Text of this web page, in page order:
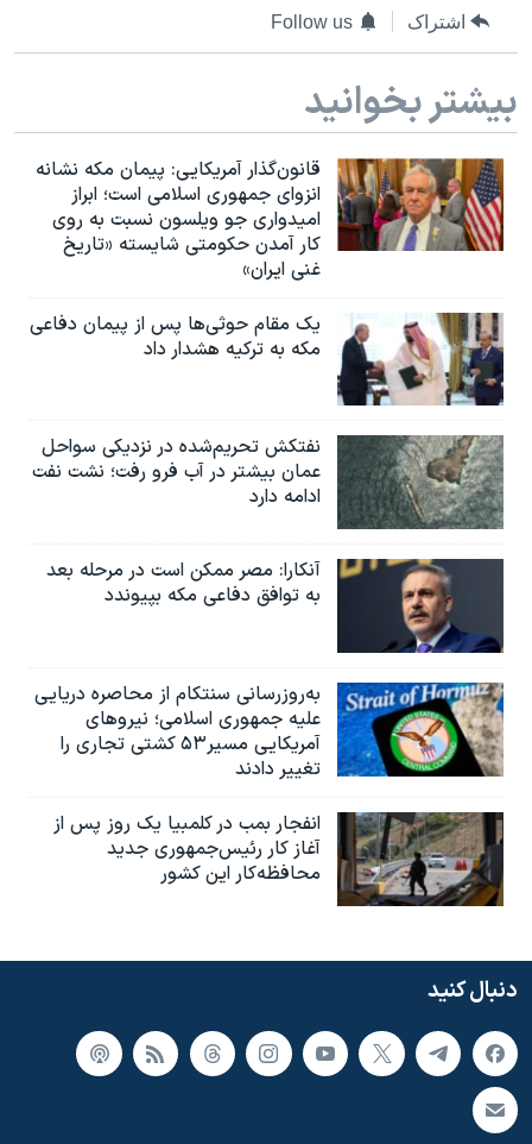
اشتراک Follow us
بیشتر بخوانید
قانون‌گذار آمریکایی: پیمان مکه نشانه
انزوای جمهوری اسلامی است؛ ابراز
امیدواری جو ویلسون نسبت به روی
کار آمدن حکومتی شایسته «تاریخ
غنی ایران»
یک مقام حوثی‌ها پس از پیمان دفاعی
مکه به ترکیه هشدار داد
نفتکش تحریم‌شده در نزدیکی سواحل
عمان بیشتر در آب فرو رفت؛ نشت نفت
ادامه دارد
آنکارا: مصر ممکن است در مرحله بعد
به توافق دفاعی مکه بپیوندد
به‌روزرسانی سنتکام از محاصره دریایی
علیه جمهوری اسلامی؛ نیروهای
آمریکایی مسیر۵۳ کشتی تجاری را
تغییر دادند
انفجار بمب‌‌ در کلمبیا یک روز پس از
آغاز کار رئیس‌جمهوری جدید
محافظه‌کار این کشور
دنبال کنید